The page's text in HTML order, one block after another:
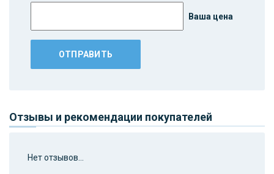
Ваша цена
Отзывы и рекомендации покупателей
Нет отзывов...